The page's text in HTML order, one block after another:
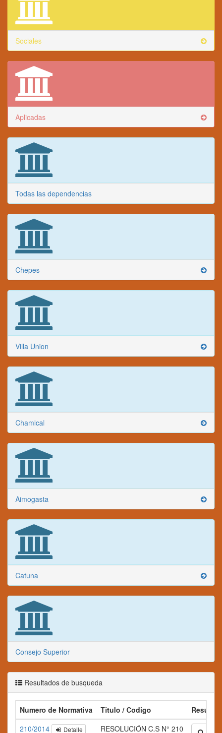
Sociales
Aplicadas
Todas las dependencias
Chepes
Villa Union
Chamical
Aimogasta
Catuna
Consejo Superior
Resultados de busqueda
Numero de Normativa Titulo / Codigo
210/2014
Detalle RESOLUCIÓN C.S N° 210